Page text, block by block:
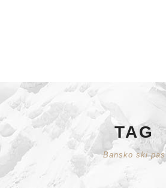
TAG
Bansko ski pas